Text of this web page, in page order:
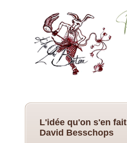
L'idée qu'on s'en fait
David Besschops